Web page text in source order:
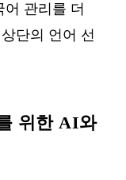
관리를 더
단의 언어 선
위한 AI와